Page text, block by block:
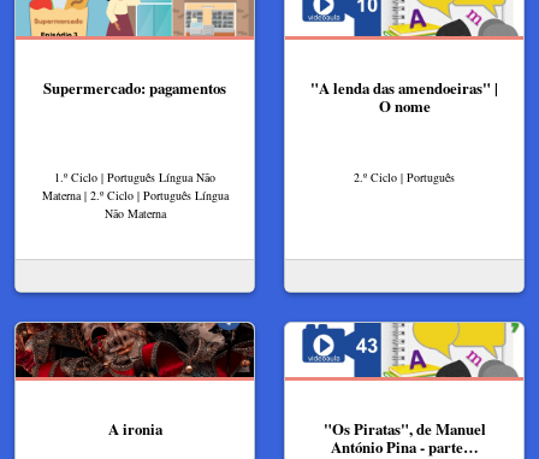
Supermercado: pagamentos
1.º Ciclo | Português Língua Não
Materna | 2.º Ciclo | Português Língua
Não Materna
"A lenda das amendoeiras" |
O nome
2.º Ciclo | Português
A ironia
"Os Piratas", de Manuel
António Pina - parte…